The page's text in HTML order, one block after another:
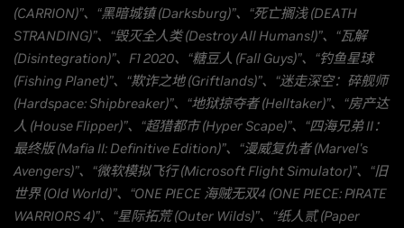
(CARRION)”、“黑暗城镇 (Darksburg)”、“死亡搁浅 (DEATH
STRANDING)”、“毁灭全人类 (Destroy All Humans!)”、“瓦解
(Disintegration)”、F1 2020、“糖豆人 (Fall Guys)”、“钓鱼星球
(Fishing Planet)”、“欺诈之地 (Griftlands)”、“迷走深空：碎舰师
(Hardspace: Shipbreaker)”、“地狱掠夺者 (Helltaker)”、“房产达
人 (House Flipper)”、“超猎都市 (Hyper Scape)”、“四海兄弟 II：
最终版 (Mafia II: Definitive Edition)”、“漫威复仇者 (Marvel's
Avengers)”、“微软模拟飞行 (Microsoft Flight Simulator)”、“旧
世界 (Old World)”、“ONE PIECE 海贼无双4 (ONE PIECE: PIRATE
WARRIORS 4)”、“星际拓荒 (Outer Wilds)”、“纸人贰 (Paper